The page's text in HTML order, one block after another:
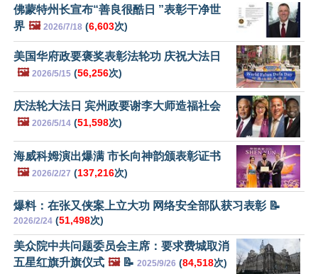
佛蒙特州长宣布“善良很酷日 ”表彰干净世
界 🖼️ 2026/7/18 (6,603次)
美国华府政要褒奖表彰法轮功 庆祝大法日
🖼️ 2026/5/15 (56,256次)
庆法轮大法日 宾州政要谢李大师造福社会
🖼️ 2026/5/14 (51,598次)
海威科姆演出爆满 市长向神韵颁表彰证书
🖼️ 2026/2/27 (137,216次)
爆料：在张又侠案上立大功 网络安全部队获习表彰 📝
2026/2/24 (51,498次)
美众院中共问题委员会主席：要求费城取消
五星红旗升旗仪式 🖼️📝 2025/9/26 (84,518次)